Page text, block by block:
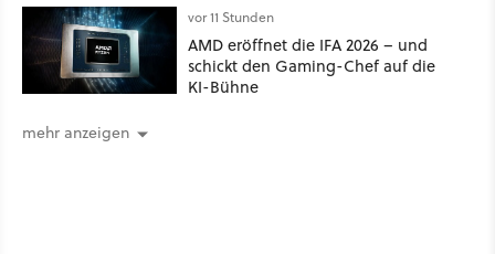
Kommentare zeigt, dass es nicht so
einfach ist
vor 11 Stunden
AMD eröffnet die IFA 2026 – und
schickt den Gaming-Chef auf die
KI-Bühne
mehr anzeigen